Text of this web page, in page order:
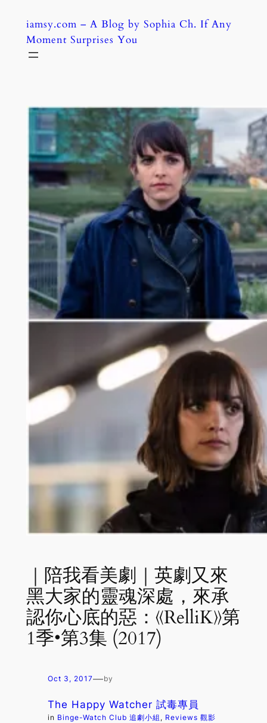
content
iamsy.com – A Blog by Sophia Ch. If Any
Moment Surprises You
｜陪我看美劇｜英劇又來
黑大家的靈魂深處，來承
認你心底的惡：《RelliK》第
1季•第3集 (2017)
Oct 3, 2017—by
The Happy Watcher 試毒專員
in Binge-Watch Club 追劇小組 , Reviews 觀影